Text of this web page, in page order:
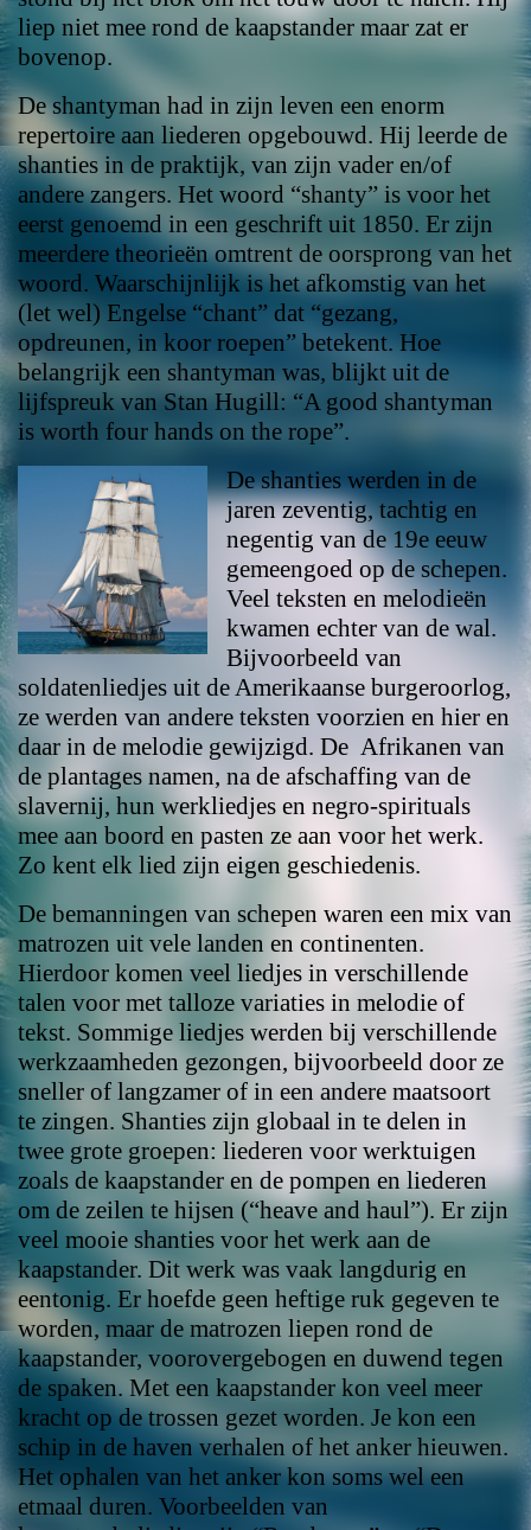
liep niet mee rond de kaapstander maar zat er
bovenop.
De shantyman had in zijn leven een enorm
repertoire aan liederen opgebouwd. Hij leerde de
shanties in de praktijk, van zijn vader en/of
andere zangers. Het woord “shanty” is voor het
eerst genoemd in een geschrift uit 1850. Er zijn
meerdere theorieën omtrent de oorsprong van het
woord. Waarschijnlijk is het afkomstig van het
(let wel) Engelse “chant” dat “gezang,
opdreunen, in koor roepen” betekent. Hoe
belangrijk een shantyman was, blijkt uit de
lijfspreuk van Stan Hugill: “A good shantyman
is worth four hands on the rope”.
De shanties werden in de
jaren zeventig, tachtig en
negentig van de 19e eeuw
gemeengoed op de schepen.
Veel teksten en melodieën
kwamen echter van de wal.
Bijvoorbeeld van
soldatenliedjes uit de Amerikaanse burgeroorlog,
ze werden van andere teksten voorzien en hier en
daar in de melodie gewijzigd. De Afrikanen van
de plantages namen, na de afschaffing van de
slavernij, hun werkliedjes en negro-spirituals
mee aan boord en pasten ze aan voor het werk.
Zo kent elk lied zijn eigen geschiedenis.
De bemanningen van schepen waren een mix van
matrozen uit vele landen en continenten.
Hierdoor komen veel liedjes in verschillende
talen voor met talloze variaties in melodie of
tekst. Sommige liedjes werden bij verschillende
werkzaamheden gezongen, bijvoorbeeld door ze
sneller of langzamer of in een andere maatsoort
te zingen. Shanties zijn globaal in te delen in
twee grote groepen: liederen voor werktuigen
zoals de kaapstander en de pompen en liederen
om de zeilen te hijsen (“heave and haul”). Er zijn
veel mooie shanties voor het werk aan de
kaapstander. Dit werk was vaak langdurig en
eentonig. Er hoefde geen heftige ruk gegeven te
worden, maar de matrozen liepen rond de
kaapstander, voorovergebogen en duwend tegen
de spaken. Met een kaapstander kon veel meer
kracht op de trossen gezet worden. Je kon een
schip in de haven verhalen of het anker hieuwen.
Het ophalen van het anker kon soms wel een
etmaal duren. Voorbeelden van